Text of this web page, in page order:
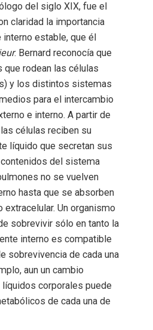
del siglo XIX, fue el
claridad la importancia
estable, que él
. Bernard reconocía que
que rodean las células
y los distintos sistemas
para el intercambio
e interno. A partir de
células reciben su
líquido que secretan sus
del sistema
no se vuelven
hasta que se absorben
extracelular. Un organismo
sobrevivir sólo en tanto la
interno es compatible
sobrevivencia de cada una
aun un cambio
corporales puede
de cada una de